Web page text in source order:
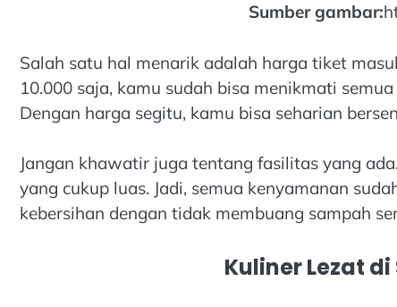
Sumber gambar:
Salah satu hal menarik adalah harga tiket
10.000 saja, kamu sudah bisa menikmati
Dengan harga segitu, kamu bisa seharian
Jangan khawatir juga tentang fasilitas yang
yang cukup luas. Jadi, semua kenyamanan
kebersihan dengan tidak membuang sampah
Kuliner Lezat